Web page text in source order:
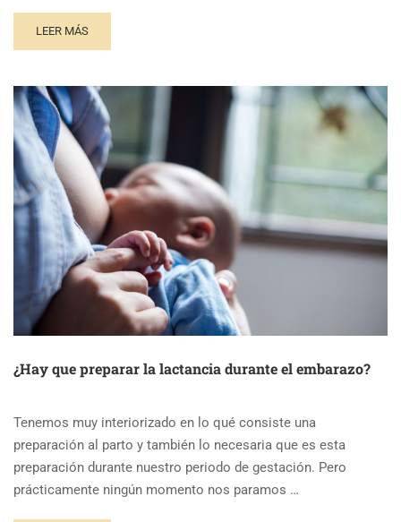
LEER MÁS
¿Hay que preparar la lactancia durante el embarazo?
Tenemos muy interiorizado en lo qué consiste una
preparación al parto y también lo necesaria que es esta
preparación durante nuestro periodo de gestación. Pero
prácticamente ningún momento nos paramos …